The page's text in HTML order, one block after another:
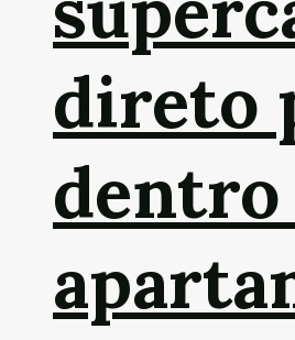
direto
dentro